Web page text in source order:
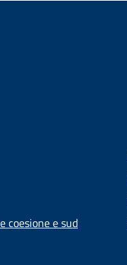
coesione e sud